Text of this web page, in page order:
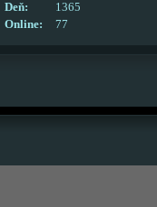
Online: 77
Deň:
1365